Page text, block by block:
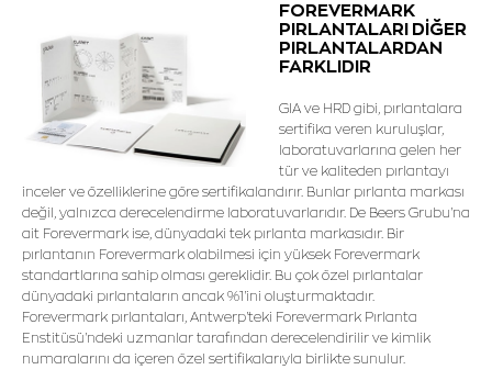
FOREVERMARK
PIRLANTALARI DİĞER
PIRLANTALARDAN
FARKLIDIR
GIA ve HRD gibi, pırlantalara
sertifika veren kuruluşlar,
laboratuvarlarına gelen her
tür ve kaliteden pırlantayı
inceler ve özelliklerine göre sertifikalandırır. Bunlar pırlanta markası
değil, yalnızca derecelendirme laboratuvarlarıdır. De Beers Grubu'na
ait Forevermark ise, dünyadaki tek pırlanta markasıdır. Bir
pırlantanın Forevermark olabilmesi için yüksek Forevermark
standartlarına sahip olması gereklidir. Bu çok özel pırlantalar
dünyadaki pırlantaların ancak %1'ini oluşturmaktadır.
Forevermark pırlantaları, Antwerp'teki Forevermark Pırlanta
Enstitüsü'ndeki uzmanlar tarafından derecelendirilir ve kimlik
numaralarını da içeren özel sertifikalarıyla birlikte sunulur.